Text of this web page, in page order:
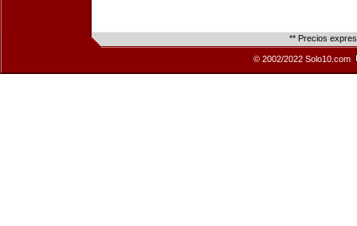
** Precios
© 2002/2022 Solo10.com